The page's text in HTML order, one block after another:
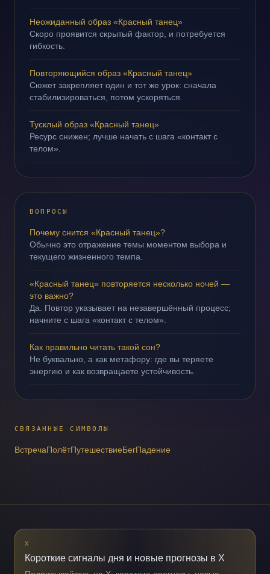
Неожиданный образ «Красный танец»
Скоро проявится скрытый фактор, и потребуется
гибкость.
Повторяющийся образ «Красный танец»
Сюжет закрепляет один и тот же урок: сначала
стабилизироваться, потом ускоряться.
Тусклый образ «Красный танец»
Ресурс снижен; лучше начать с шага «контакт с
телом».
ВОПРОСЫ
Почему снится «Красный танец»?
Обычно это отражение темы моментом выбора и
текущего жизненного темпа.
«Красный танец» повторяется несколько ночей —
это важно?
Да. Повтор указывает на незавершённый процесс;
начните с шага «контакт с телом».
Как правильно читать такой сон?
Не буквально, а как метафору: где вы теряете
энергию и как возвращаете устойчивость.
СВЯЗАННЫЕ СИМВОЛЫ
ВстречаПолётПутешествиеБегПадение
X
Короткие сигналы дня и новые прогнозы в X